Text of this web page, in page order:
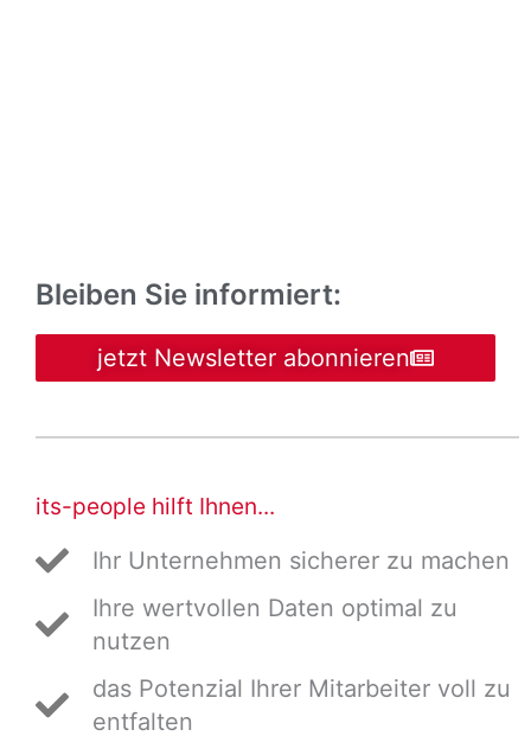
Bleiben Sie informiert:
jetzt Newsletter abonnieren
its-people hilft Ihnen...
Ihr Unternehmen sicherer zu machen
Ihre wertvollen Daten optimal zu
nutzen
das Potenzial Ihrer Mitarbeiter voll zu
entfalten